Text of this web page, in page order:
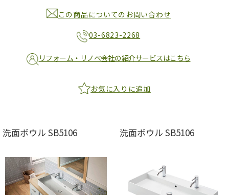
この商品についてのお問い合わせ
03-6823-2268
リフォーム・リノベ会社の紹介サービスはこちら
お気に入りに追加
洗面ボウル SB5106 洗面ボウル SB5106